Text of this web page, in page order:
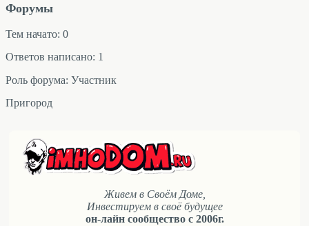
Форумы
Тем начато: 0
Ответов написано: 1
Роль форума: Участник
Пригород
Живем в Своём Доме,
Инвестируем в своё будущее
он-лайн сообщество с 2006г.